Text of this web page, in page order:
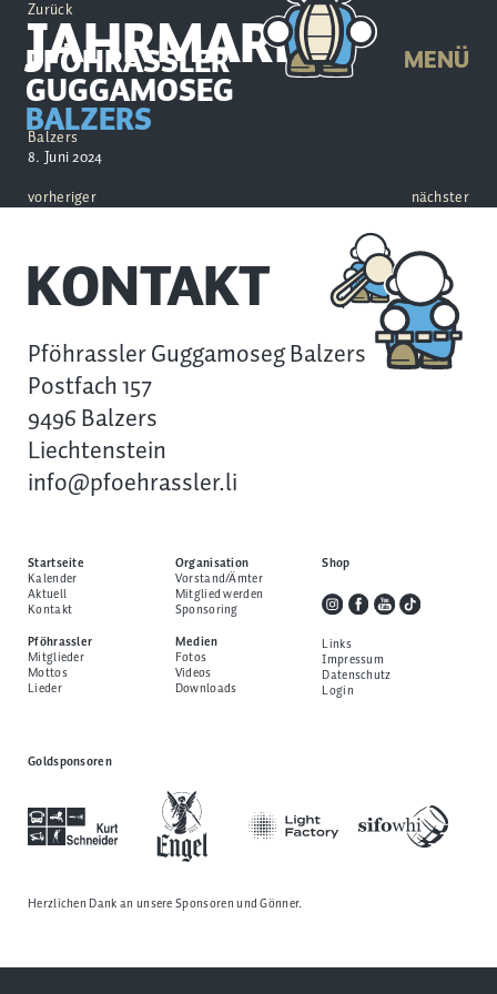
PFÖHRASSLER
GUGGAMOSEG
BALZERS
MENÜ
Zurück
JAHRMARKT
Balzers
8. Juni 2024
vorheriger
nächster
KONTAKT
Pföhrassler Guggamoseg Balzers
Postfach 157
9496 Balzers
Liechtenstein
info@pfoehrassler.li
Startseite
Kalender
Aktuell
Kontakt
Pföhrassler
Mitglieder
Mottos
Lieder
Organisation
Vorstand/Ämter
Mitglied werden
Sponsoring
Medien
Fotos
Videos
Downloads
Shop
Links
Impressum
Datenschutz
Login
Goldsponsoren
Herzlichen Dank an unsereSponsoren und Gönner.